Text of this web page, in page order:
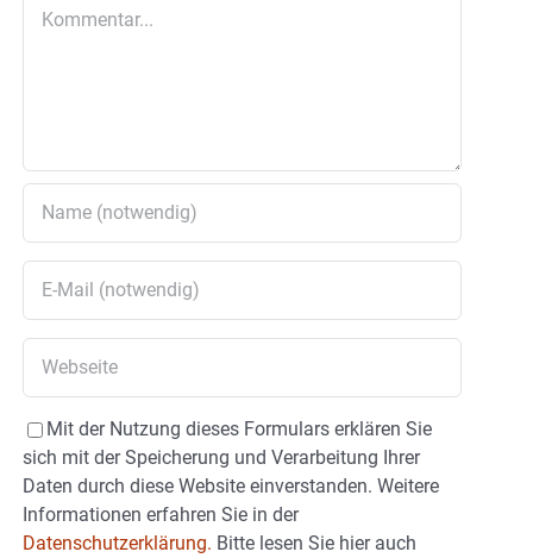
Mit der Nutzung dieses Formulars erklären Sie
sich mit der Speicherung und Verarbeitung Ihrer
Daten durch diese Website einverstanden. Weitere
Informationen erfahren Sie in der
Datenschutzerklärung. Bitte lesen Sie hier auch